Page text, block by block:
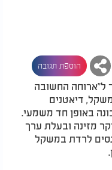
הוספת תגובה
ל"ארוחה החשובה
דיאטנים
באופן חד משמעי.
מזינה ובעלת ערך
לרדת במשקל